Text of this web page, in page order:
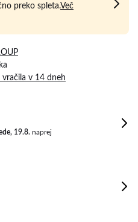
preko spleta.Več
vračila v 14 dneh
19.8. naprej